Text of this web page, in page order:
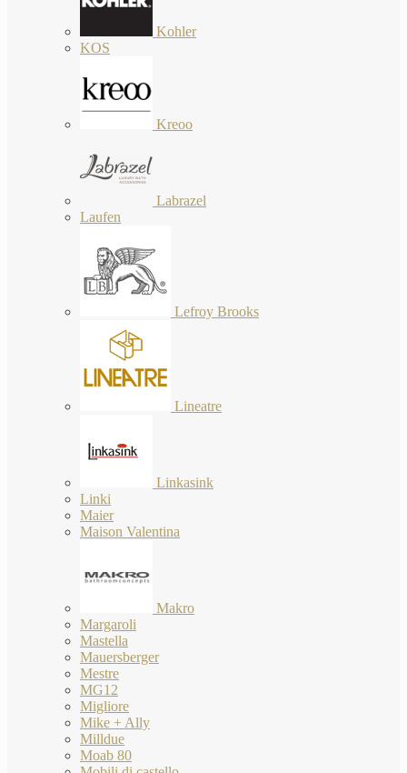
Kohler
KOS
Kreoo
Labrazel
Laufen
Lefroy Brooks
Lineatre
Linkasink
Linki
Maier
Maison Valentina
Makro
Margaroli
Mastella
Mauersberger
Mestre
MG12
Migliore
Mike + Ally
Milldue
Moab 80